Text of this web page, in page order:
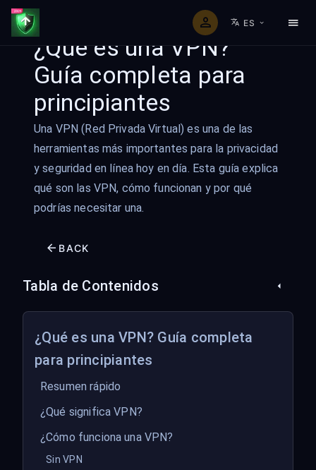
ES
¿Qué es una VPN?
Guía completa para
principiantes
Una VPN (Red Privada Virtual) es una de las
herramientas más importantes para la privacidad
y seguridad en línea hoy en día. Esta guía explica
qué son las VPN, cómo funcionan y por qué
podrías necesitar una.
BACK
Tabla de Contenidos
¿Qué es una VPN? Guía completa
para principiantes
Resumen rápido
¿Qué significa VPN?
¿Cómo funciona una VPN?
Sin VPN